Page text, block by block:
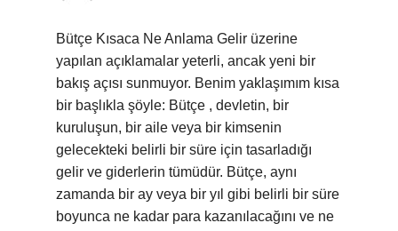
Bütçe Kısaca Ne Anlama Gelir üzerine
yapılan açıklamalar yeterli, ancak yeni bir
bakış açısı sunmuyor. Benim yaklaşımım kısa
bir başlıkla şöyle: Bütçe , devletin, bir
kuruluşun, bir aile veya bir kimsenin
gelecekteki belirli bir süre için tasarladığı
gelir ve giderlerin tümüdür. Bütçe, aynı
zamanda bir ay veya bir yıl gibi belirli bir süre
boyunca ne kadar para kazanılacağını ve ne